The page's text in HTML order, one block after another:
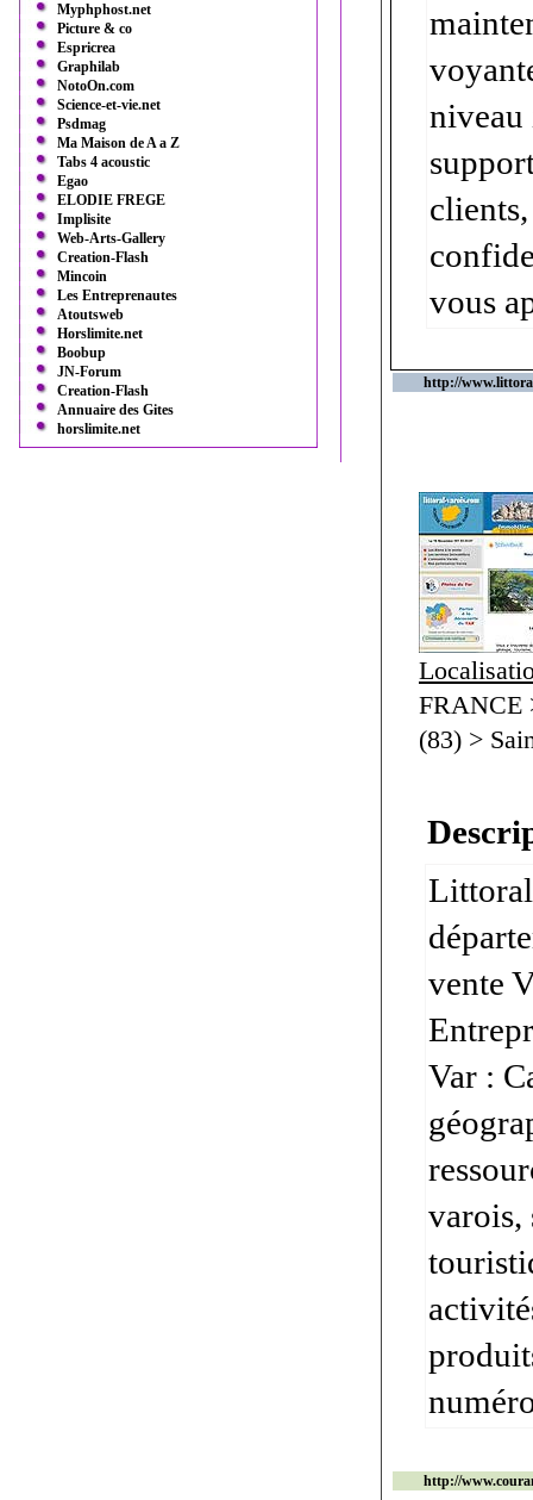
Myphphost.net
Picture & co
Espricrea
Graphilab
NotoOn.com
Science-et-vie.net
Psdmag
Ma Maison de A a Z
Tabs 4 acoustic
Egao
ELODIE FREGE
Implisite
Web-Arts-Gallery
Creation-Flash
Mincoin
Les Entreprenautes
Atoutsweb
Horslimite.net
Boobup
JN-Forum
Creation-Flash
Annuaire des Gites
horslimite.net
niveau
vous
http://
FRANCE
(83) >
vente
Var :
varois,
http://